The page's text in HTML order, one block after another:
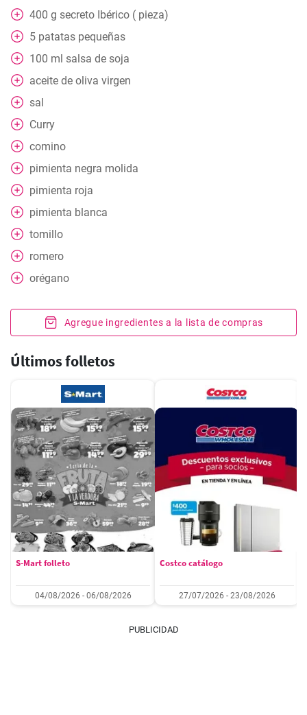
400 g secreto Ibérico ( pieza)
5 patatas pequeñas
100 ml salsa de soja
aceite de oliva virgen
sal
Curry
comino
pimienta negra molida
pimienta roja
pimienta blanca
tomillo
romero
orégano
Agregue ingredientes a la lista de compras
Últimos folletos
S-Mart folleto
04/08/2026 - 06/08/2026
Costco catálogo
27/07/2026 - 23/08/2026
PUBLICIDAD